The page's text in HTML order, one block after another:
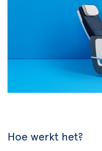
Hoe werkt het?